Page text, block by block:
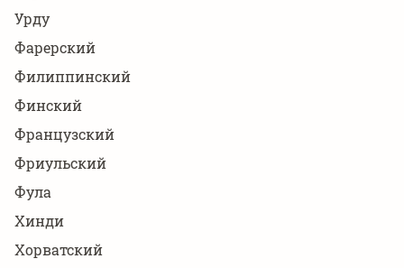
Урду
Фарерский
Филиппинский
Финский
Французский
Фриульский
Фула
Хинди
Хорватский